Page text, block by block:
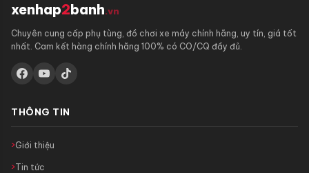
xenhap2banh.vn
Chuyên cung cấp phụ tùng, đồ chơi xe máy chính hãng, uy tín, giá tốt
nhất. Cam kết hàng chính hãng 100% có CO/CQ đầy đủ.
THÔNG TIN
Giới thiệu
Tin tức